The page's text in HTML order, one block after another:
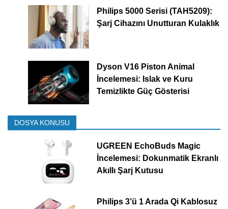
Philips 5000 Serisi (TAH5209):
Şarj Cihazını Unutturan Kulaklık
Dyson V16 Piston Animal
İncelemesi: Islak ve Kuru
Temizlikte Güç Gösterisi
DOSYA KONUSU
UGREEN EchoBuds Magic
İncelemesi: Dokunmatik Ekranlı
Akıllı Şarj Kutusu
Philips 3’ü 1 Arada Qi Kablosuz